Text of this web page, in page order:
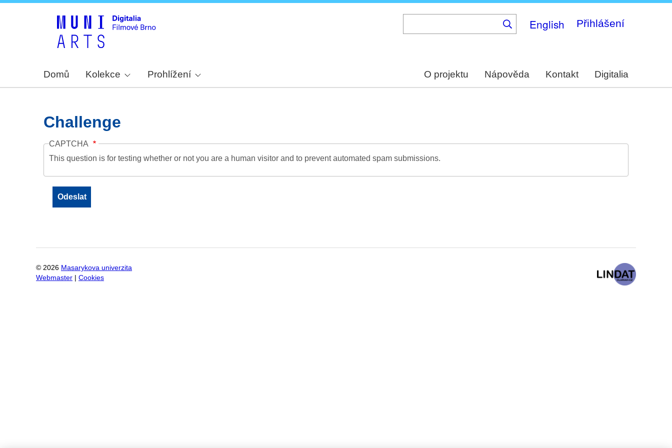
English Přihlášení
Domů Kolekce Prohlížení O projektu Nápověda Kontakt Digitalia
Challenge
CAPTCHA
This question is for testing whether or not you are a human visitor and to prevent automated spam submissions.
© 2026 Masarykova univerzita
Webmaster
Cookies